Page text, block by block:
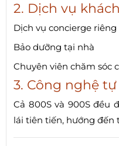
2. Dịch vụ
Dịch vụ concierge riêng
Bảo dưỡng tại nhà
Chuyên viên chăm sóc
3. Công nghệ
Cả 800S và 900S đều
lái tiên tiến, hướng đến